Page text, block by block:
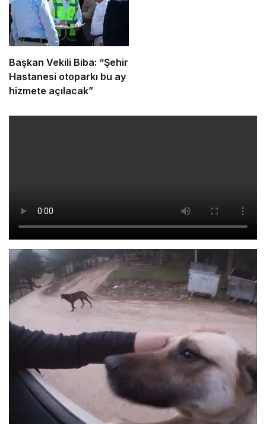
Başkan Vekili Biba: “Şehir
Hastanesi otoparkı bu ay
hizmete açılacak”